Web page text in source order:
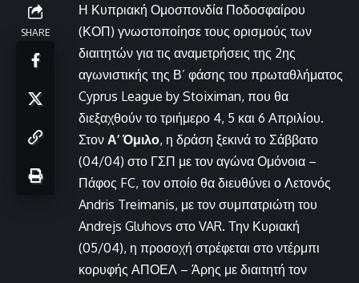
SHARE
Η Κυπριακή Ομοσπονδία Ποδοσφαίρου
(ΚΟΠ) γνωστοποίησε τους ορισμούς των
διαιτητών για τις αναμετρήσεις της 2ης
αγωνιστικής της Β’ φάσης του πρωταθλήματος
Cyprus League by Stoiximan, που θα
διεξαχθούν το τριήμερο 4, 5 και 6 Απριλίου.
Στον Α’ Όμιλο, η δράση ξεκινά το Σάββατο
(04/04) στο ΓΣΠ με τον αγώνα Ομόνοια –
Πάφος FC, τον οποίο θα διευθύνει ο Λετονός
Andris Treimanis, με τον συμπατριώτη του
Andrejs Gluhovs στο VAR. Την Κυριακή
(05/04), η προσοχή στρέφεται στο ντέρμπι
κορυφής ΑΠΟΕΛ – Άρης με διαιτητή τον